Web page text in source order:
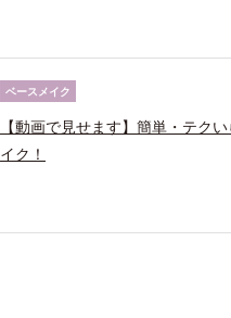
ベースメイク
【動画で見せます】簡単・テク
イク！